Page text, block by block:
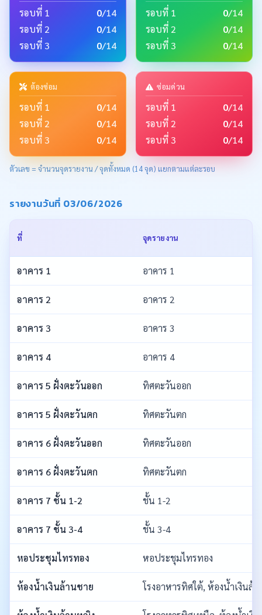
รอบที่ 1 0/14
รอบที่ 2
0/14
รอบที่ 3
0/14
รอบที่ 1 0/14
รอบที่ 2
0/14
รอบที่ 3
0/14
ต้องซ่อม
รอบที่ 1 0/14
รอบที่ 2
0/14
รอบที่ 3
0/14
ซ่อมด่วน
รอบที่ 1 0/14
รอบที่ 2
0/14
รอบที่ 3
0/14
ตัวเลข = จำนวนจุดรายงาน / จุดทั้งหมด (14 จุด) แยกตามแต่ละรอบ
รายงานวันที่ 03/06/2026
ที่ จุดรายงาน
อาคาร 1 อาคาร 1
อาคาร 2 อาคาร 2
อาคาร 3 อาคาร 3
อาคาร 4 อาคาร 4
อาคาร 5 ฝั่งตะวันออก ทิศตะวันออก
อาคาร 5 ฝั่งตะวันตก ทิศตะวันตก
อาคาร 6 ฝั่งตะวันออก ทิศตะวันออก
อาคาร 6 ฝั่งตะวันตก ทิศตะวันตก
อาคาร 7 ชั้น 1-2 ชั้น 1-2
อาคาร 7 ชั้น 3-4 ชั้น 3-4
หอประชุมไทรทอง หอประชุมไทรทอง
ห้องน้ำเงินล้านชาย โรงอาหารทิศใต้, ห้องน้ำเงินล้